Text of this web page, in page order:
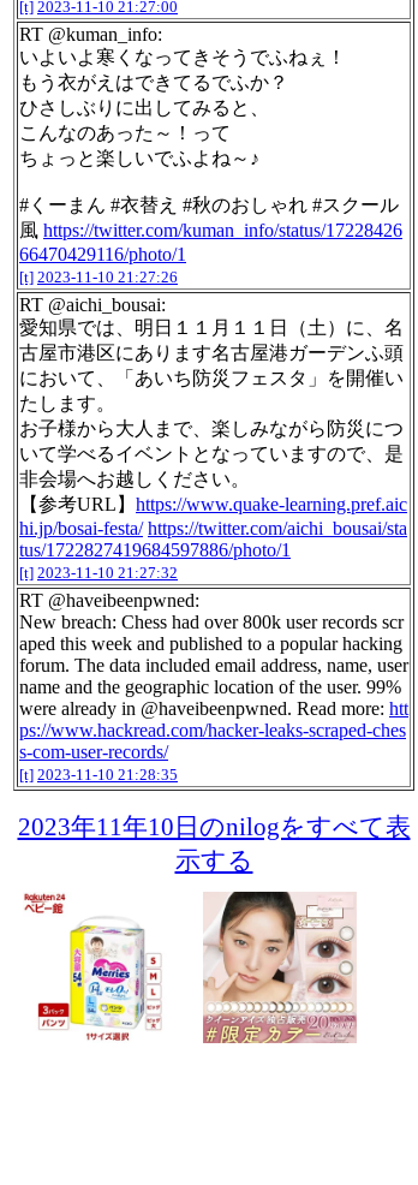
[t] 2023-11-10 21:27:00
RT @kuman_info:
いよいよ寒くなってきそうでふねぇ！
もう衣がえはできてるでふか？
ひさしぶりに出してみると、
こんなのあった～！って
ちょっと楽しいでふよね～♪
#くーまん #衣替え #秋のおしゃれ #スクール
風 https://twitter.com/kuman_info/status/17228426
66470429116/photo/1
[t] 2023-11-10 21:27:26
RT @aichi_bousai:
愛知県では、明日１１月１１日（土）に、名
古屋市港区にあります名古屋港ガーデンふ頭
において、「あいち防災フェスタ」を開催い
たします。
お子様から大人まで、楽しみながら防災につ
いて学べるイベントとなっていますので、是
非会場へお越しください。
【参考URL】 https://www.quake-learning.pref.aic
hi.jp/bosai-festa/ https://twitter.com/aichi_bousai/sta
tus/1722827419684597886/photo/1
[t] 2023-11-10 21:27:32
RT @haveibeenpwned:
New breach: Chess had over 800k user records scr
aped this week and published to a popular hacking
forum. The data included email address, name, user
name and the geographic location of the user. 99%
were already in @haveibeenpwned. Read more: htt
ps://www.hackread.com/hacker-leaks-scraped-ches
s-com-user-records/
[t] 2023-11-10 21:28:35
2023年11年10日のnilogをすべて表
示する